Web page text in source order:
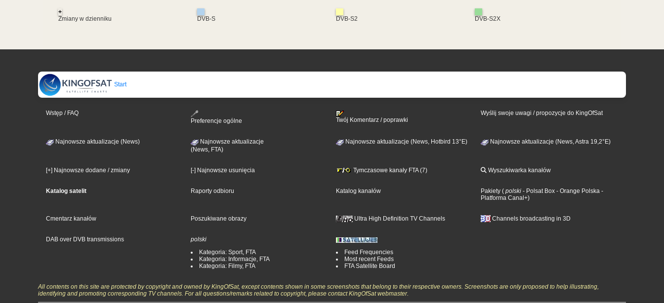
+
Zmiany w dzienniku
DVB-S DVB-S2 DVB-S2X
Start
Wstęp / FAQ
Preferencje ogólne
Twój Komentarz / poprawki
Wyślij swoje uwagi / propozycje do KingOfSat
Najnowsze aktualizacje (News)
Najnowsze aktualizacje
(News, FTA)
Najnowsze aktualizacje (News, Hotbird 13°E) Najnowsze aktualizacje (News, Astra 19,2°E)
[+] Najnowsze dodane / zmiany [-] Najnowsze usunięcia Tymczasowe kanały FTA (7) Wyszukiwarka kanałów
Katalog satelit Raporty odbioru Katalog kanałów Pakiety ( polski - Polsat Box - Orange Polska -
Platforma Canal+)
Cmentarz kanałów Poszukiwane obrazy Ultra High Definition TV Channels Channels broadcasting in 3D
DAB over DVB transmissions
polski
Kategoria: Sport, FTA
Kategoria: Informacje, FTA
Kategoria: Filmy, FTA
Feed Frequencies
Most recent Feeds
FTA Satellite Board
All contents on this site are protected by copyright and owned by KingOfSat, except contents shown in some screenshots that belong to their respective owners. Screenshots are only proposed to help illustrating,
identifying and promoting corresponding TV channels. For all questions/remarks related to copyright, please contact KingOfSat webmaster.